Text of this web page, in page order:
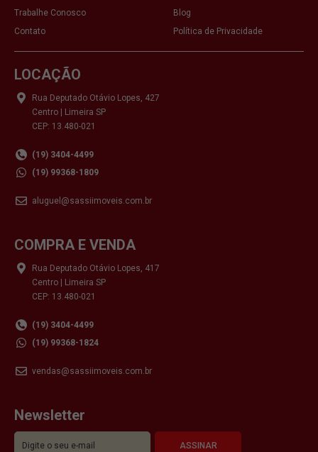
Trabalhe Conosco
Blog
Contato
Política de Privacidade
LOCAÇÃO
Rua Deputado Otávio Lopes, 427
Centro | Limeira SP
CEP: 13.480-021
(19) 3404-4499
(19) 99368-1809
aluguel@sassiimoveis.com.br
COMPRA E VENDA
Rua Deputado Otávio Lopes, 417
Centro | Limeira SP
CEP: 13.480-021
(19) 3404-4499
(19) 99368-1824
vendas@sassiimoveis.com.br
Newsletter